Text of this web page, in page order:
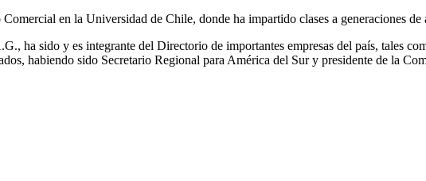
en la Universidad de Chile, donde ha impartido clases a generaciones de
ha sido y es integrante del Directorio de importantes empresas del país, tales
habiendo sido Secretario Regional para América del Sur y presidente de la